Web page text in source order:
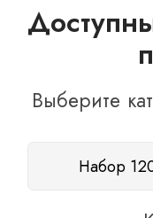
Выберите
Набор